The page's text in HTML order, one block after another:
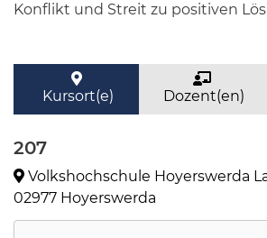
Konflikt und Streit zu positiven
Kursort(e) Dozent(en)
207
Volkshochschule Hoyerswerda
02977 Hoyerswerda